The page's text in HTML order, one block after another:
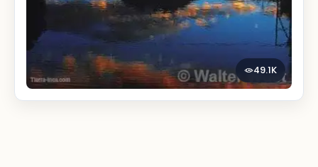
49.1K